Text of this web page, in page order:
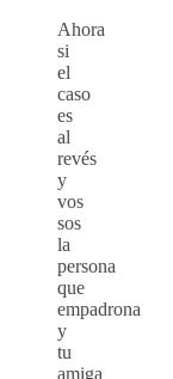
Ahora
si
el
caso
es
al
revés
y
vos
sos
la
persona
que
empadrona
y
tu
amiga